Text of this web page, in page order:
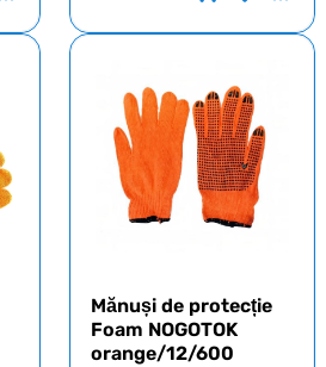
Mănuși de protecție
Foam NOGOTOK
orange/12/600